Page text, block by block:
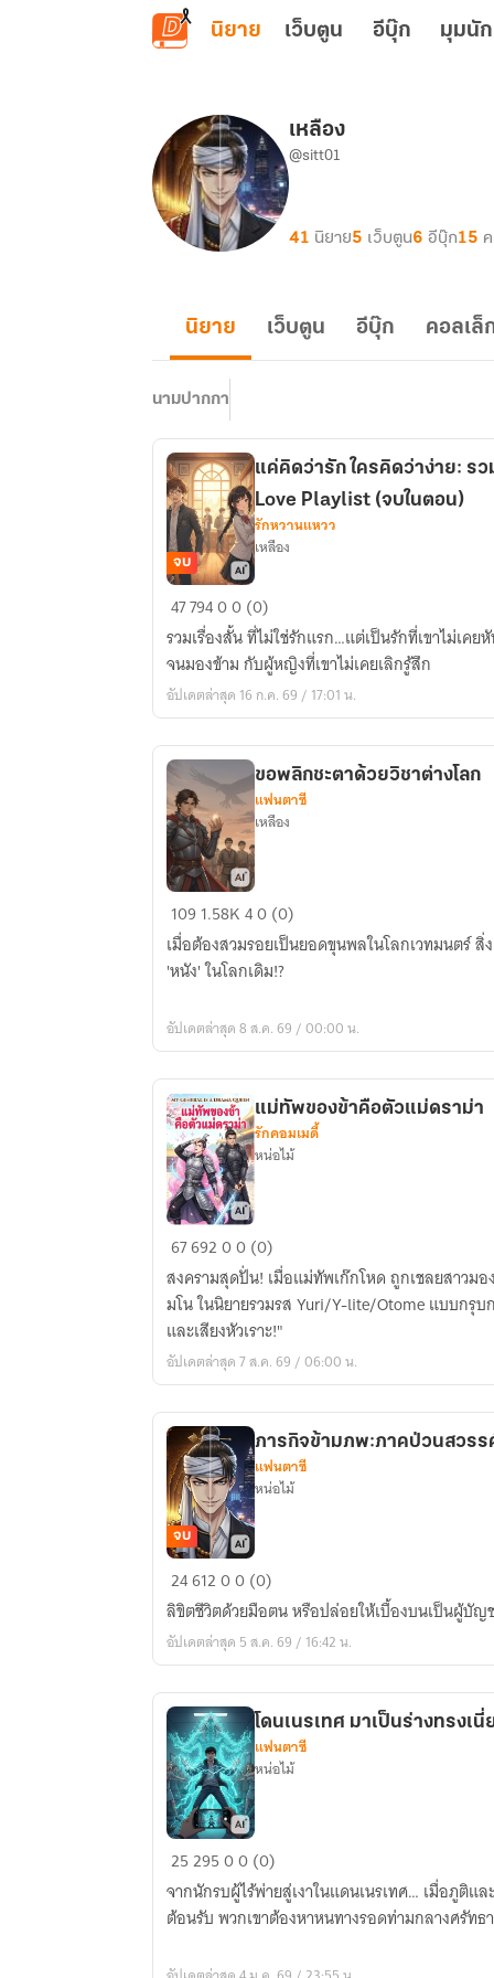
ข้ามไปยังเนื้อหาหลัก
นิยาย เว็บตูน อีบุ๊ก มุมนั
เหลือง
@sitt01
41 นิยาย5 เว็บตูน6 อีบุ๊ก15
นิยาย เว็บตูน อีบุ๊ก คอลเล็
นามปากกา
แค่
ว่า
รัก
ใคร
ว่า
ง่าย:
รวม
เรื่อง
สั้น
วัย
รุ่น
ยุค
90
Playlist
(จบ
ใน
ตอน)
จบ
แค่คิดว่ารัก ใครคิดว่าง่าย: ร
Love Playlist (จบในตอน)
รักหวานแหวว
เหลือง
4779400 (0)
รวมเรื่องสั้น ที่ไม่ใช่รักแรก…แต่เป็นรักที่เขาไม่เค
จนมองข้าม กับผู้หญิงที่เขาไม่เคยเลิกรู้สึก
อัปเดตล่าสุด 16 ก.ค. 69 / 17:01 น.
ขอ
พลิก
ชะตา
ด้วย
ต่าง
ขอพลิกชะตาด้วยวิชาต่างโลก
แฟนตาซี
เหลือง
109 1.58K40 (0)
เมื่อต้องสวมรอยเป็นยอดขุนพลในโลกเวทมนตร์ สิ่
'หนัง' ในโลกเดิม!?
อัปเดตล่าสุด 8 ส.ค. 69 / 00:00 น.
แม่ทัพ
ข้า
คือ
ตัว
แม่
แม่ทัพของข้าคือตัวแม่ดราม่า
รักคอมเมดี้
หน่อไม้
6769200 (0)
สงครามสุดปั่น! เมื่อแม่ทัพเก๊กโหด ถูกเชลยสาวม
มโน ในนิยายรวมรส Yuri/Y-lite/Otome แบบกรุ
และเสียงหัวเราะ!"
อัปเดตล่าสุด 7 ส.ค. 69 / 06:00 น.
ภารกิจ
ข้าม
ภพ:ภาค
ป่วน
จบ
ภารกิจข้ามภพ:ภาคป่วนสวรร
แฟนตาซี
หน่อไม้
2461200 (0)
ลิขิตชีวิตด้วยมือตน หรือปล่อยให้เบื้องบนเป็นผู้บัญ
อัปเดตล่าสุด 5 ส.ค. 69 / 16:42 น.
โดน
เนรเทศ
มา
เป็น
โดนเนรเทศ มาเป็นร่างทรงเนี่
แฟนตาซี
หน่อไม้
2529500 (0)
จากนักรบผู้ไร้พ่ายสู่เงาในแดนเนรเทศ… เมื่อภูติแ
ต้อนรับ พวกเขาต้องหาหนทางรอดท่ามกลางศรัท